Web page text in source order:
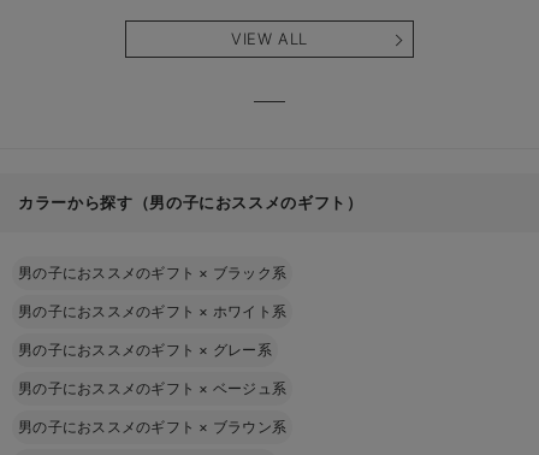
も長く使える】
VIEW ALL
カラーから探す（男の子におススメのギフト）
男の子におススメのギフト × ブラック系
男の子におススメのギフト × ホワイト系
男の子におススメのギフト × グレー系
男の子におススメのギフト × ベージュ系
男の子におススメのギフト × ブラウン系